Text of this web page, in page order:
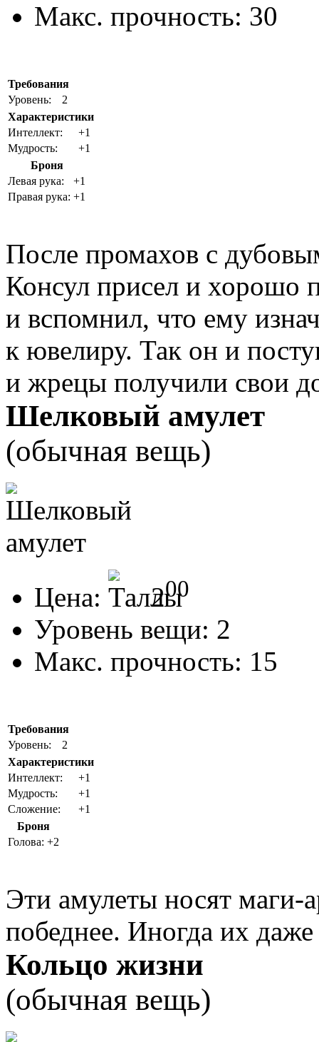
Макс. прочность: 30
Требования
Уровень:
2
Характеристики
Интеллект:
+1
Мудрость:
+1
Броня
Левая рука:
+1
Правая рука: +1
После промахов с
Консул присел и хорошо
и вспомнил, что ему
к ювелиру. Так он и
и жрецы получили свои
Шелковый амулет
(обычная вещь)
Цена: 200
Уровень вещи: 2
Макс. прочность: 15
Требования
Уровень:
2
Характеристики
Интеллект:
+1
Мудрость:
+1
Сложение:
+1
Броня
Голова: +2
Эти амулеты носят маги-
победнее. Иногда их
Кольцо жизни
(обычная вещь)